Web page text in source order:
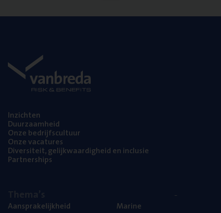
Inzich­ten
Duur­zaam­heid
Onze bedrijfs­cul­tuur
Onze vaca­tu­res
Diver­si­teit, gelijk­waar­dig­heid en inclusie
Part­ner­ships
Aan­spra­ke­lijk­heid
Mari­ne